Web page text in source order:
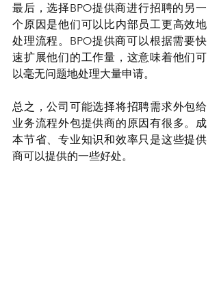
最后，选择BPO提供商进行招聘的另一
个原因是他们可以比内部员工更高效地
处理流程。BPO提供商可以根据需要快
速扩展他们的工作量，这意味着他们可
以毫无问题地处理大量申请。
总之，公司可能选择将招聘需求外包给
业务流程外包提供商的原因有很多。成
本节省、专业知识和效率只是这些提供
商可以提供的一些好处。